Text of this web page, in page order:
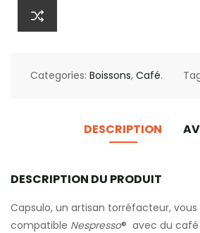
Categories: Boissons, Café.
DESCRIPTION
DESCRIPTION DU PRODUIT
Capsulo, un artisan torréfacteur,
compatible Nespresso® avec du café